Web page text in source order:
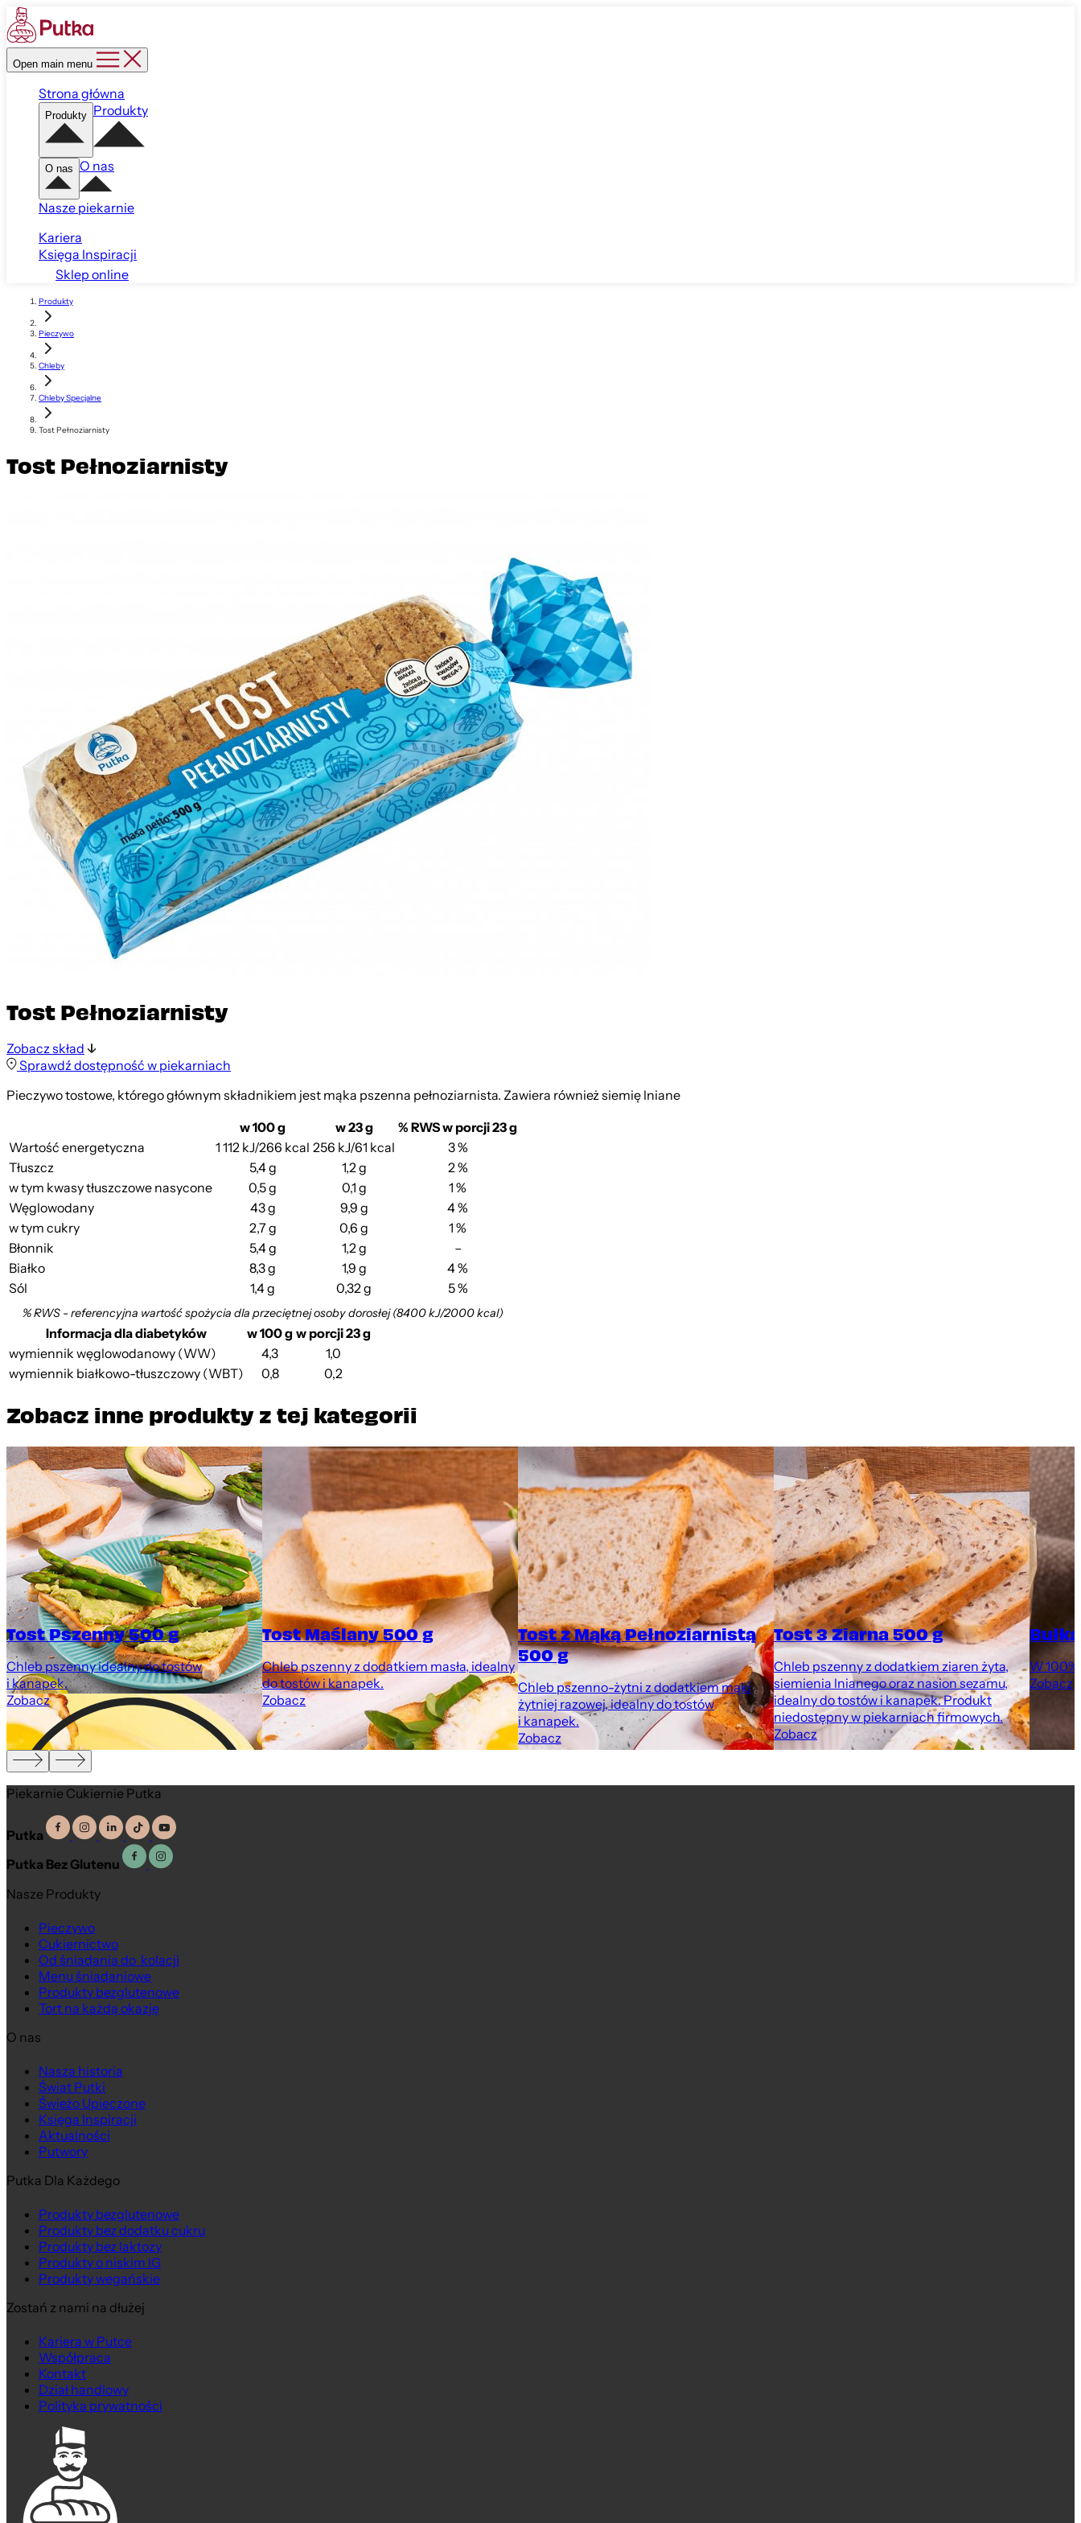
Open main menu
Strona główna
Produkty Produkty
O nas O nas
Nasze piekarnie
Kariera
Księga Inspiracji
Sklep online
Produkty
Pieczywo
Chleby
Chleby Specjalne
Tost Pełnoziarnisty
Tost Pełnoziarnisty
Tost Pełnoziarnisty
Zobacz skład
Sprawdź dostępność w piekarniach
Pieczywo tostowe, którego głównym składnikiem jest mąka pszenna pełnoziarnista. Zawiera również siemię lniane
w 100 g
w 23 g
% RWS w porcji 23 g
Wartość energetyczna
1 112 kJ/266 kcal 256 kJ/61 kcal
3 %
Tłuszcz
5,4 g 1,2 g
2 %
w tym kwasy tłuszczowe nasycone
0,5 g 0,1 g
1 %
Węglowodany
43 g 9,9 g
4 %
w tym cukry
2,7 g 0,6 g
1 %
Błonnik
5,4 g 1,2 g
–
Białko
8,3 g 1,9 g
4 %
Sól
1,4 g 0,32 g 5 %
% RWS - referencyjna wartość spożycia dla przeciętnej osoby dorosłej (8400 kJ/2000 kcal)
Informacja dla diabetyków w 100 gw porcji 23 g
wymiennik węglowodanowy (WW)
4,3
1,0
wymiennik białkowo-tłuszczowy (WBT)
0,8 0,2
Zobacz inne produkty z tej kategorii
Tost Pszenny 500 g
Chleb pszenny idealny do tostów
i kanapek.
Zobacz
Tost Maślany 500 g
Chleb pszenny z dodatkiem masła, idealny
do tostów i kanapek.
Zobacz
Tost z Mąką Pełnoziarnistą
500 g
Chleb pszenno-żytni z dodatkiem mąki
żytniej razowej, idealny do tostów
i kanapek.
Zobacz
Tost 3 Ziarna 500 g
Chleb pszenny z dodatkiem ziaren żyta,
siemienia lnianego oraz nasion sezamu,
idealny do tostów i kanapek. Produkt
niedostępny w piekarniach firmowych.
Zobacz
W
Zobacz
Piekarnie Cukiernie Putka
Putka
Putka Bez Glutenu
Nasze Produkty
Pieczywo
Cukiernictwo
Od śniadania do kolacji
Menu śniadaniowe
Produkty bezglutenowe
Tort na każdą okazję
O nas
Nasza historia
Świat Putki
Świeżo Upieczone
Księga Inspiracji
Aktualności
Putwory
Putka Dla Każdego
Produkty bezglutenowe
Produkty bez dodatku cukru
Produkty bez laktozy
Produkty o niskim IG
Produkty wegańskie
Zostań z nami na dłużej
Kariera w Putce
Współpraca
Kontakt
Dział handlowy
Polityka prywatności